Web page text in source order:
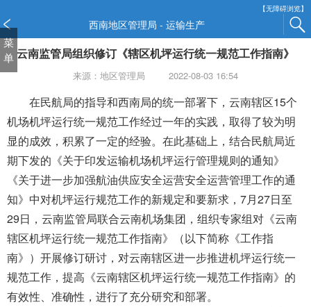
【无障碍浏览】
西南地区管理局 - 运输生产
菜
单 云南监管局组织修订《辖区机坪运行统一规范工作指南》
来源：地区管理局 2022-08-03 16:54
在民航局的指导和西南局的统一部署下，云南辖区15个
机场机坪运行统一规范工作经过一年的实践，取得了较为明
显的成效，积累了一定的经验。 在此基础上，结合民航局近
期下发的《关于印发运输机场机坪运行管理规则的通知》
《关于进一步加强航油供应安全运营安全运营管理工作的通
知》中对机坪运行规范工作的新规定和要新求，7月27日至
29日，云南监管局联合云南机场集团，组织专家组对《云南
辖区机坪运行统一规范工作指南》
（以下简称《工作指
南》 ） 开展修订研讨，对云南辖区进一步推进机坪运行统一
规范工作，提高《云南辖区机坪运行统一规范工作指南》的
有效性、准确性，进行了充分研究和部署。
窗
口
打
碍
说
明
页
Alt
加
波
浪
键
打
开